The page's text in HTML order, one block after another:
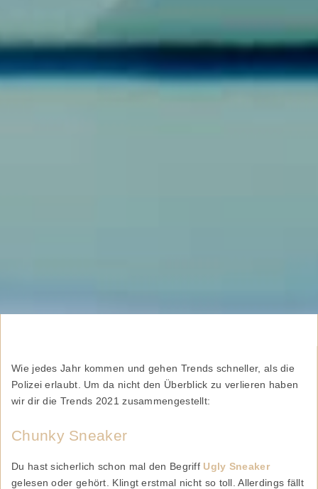
Wie jedes Jahr kommen und gehen Trends schneller, als die
Polizei erlaubt. Um da nicht den Überblick zu verlieren haben
wir dir die Trends 2021 zusammengestellt:
Chunky Sneaker
Du hast sicherlich schon mal den Begriff Ugly Sneaker
gelesen oder gehört. Klingt erstmal nicht so toll. Allerdings fällt